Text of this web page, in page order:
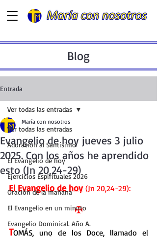
Blog
Entrada
Ver todas las entradas
Adoración al Santísimo
El Evangelio de hoy
Ejercicios Espirituales 2026
Oración de la mañana
El Evangelio en un minuto
Evangelio Dominical. Año A.
Ver todas las entradas
Evangelio de hoy jueves 3 julio
2025. Con los años he aprendido
esto (Jn 20,24-29)
María con nosotros
El Evangelio de hoy (Jn 20,24-29):
✠
TOMÁS, uno de los Doce, llamado el